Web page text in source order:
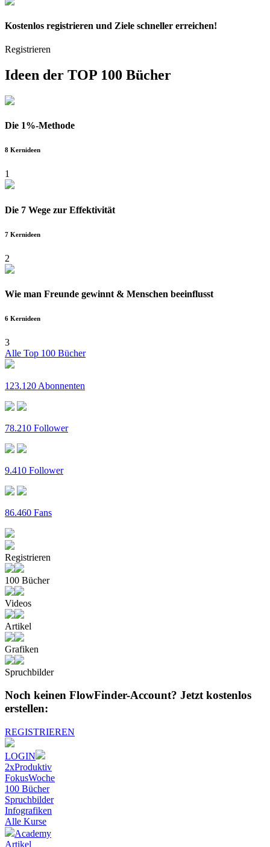
Kostenlos registrieren und Ziele schneller erreichen!
Registrieren
Ideen der TOP 100 Bücher
Die 1%-Methode
8 Kernideen
1
Die 7 Wege zur Effektivität
7 Kernideen
2
Wie man Freunde gewinnt & Menschen beeinflusst
6 Kernideen
3
Alle Top 100 Bücher
123.120 Abonnenten
78.210 Follower
9.410 Follower
86.460 Fans
Registrieren
100 Bücher
Videos
Artikel
Grafiken
Spruchbilder
Noch keinen FlowFinder-Account? Jetzt kostenlos
erstellen:
REGISTRIEREN
LOGIN
2xProduktiv
FokusWoche
100 Bücher
Spruchbilder
Infografiken
Alle Kurse
Academy
Artikel